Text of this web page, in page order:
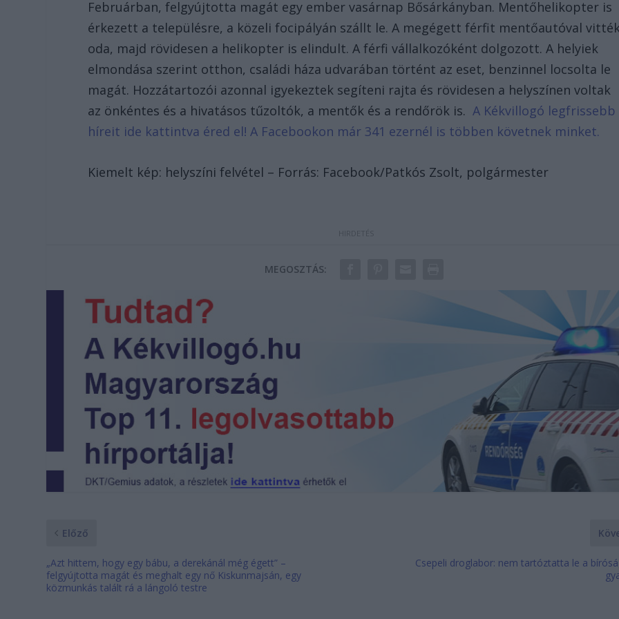
Februárban, felgyújtotta magát egy ember vasárnap Bősárkányban. Mentőhelikopter is
érkezett a településre, a közeli focipályán szállt le. A megégett férfit mentőautóval
oda, majd rövidesen a helikopter is elindult. A férfi vállalkozóként dolgozott. A helyiek
elmondása szerint otthon, családi háza udvarában történt az eset, benzinnel locsolta le
magát. Hozzátartozói azonnal igyekeztek segíteni rajta és rövidesen a helyszínen voltak
az önkéntes és a hivatásos tűzoltók, a mentők és a rendőrök is.A Kékvillogó legfrissebb
híreit ide kattintva éred el! A Facebookon már 341 ezernél is többen követnek minket.
Kiemelt kép: helyszíni felvétel – Forrás: Facebook/Patkós Zsolt, polgármester
MEGOSZTÁS:
Előző
„Azt hittem, hogy egy bábu, a derekánál még égett” –
felgyújtotta magát és meghalt egy nő Kiskunmajsán, egy
közmunkás talált rá a lángoló testre
Csepeli droglabor: nem tartóztatta le a